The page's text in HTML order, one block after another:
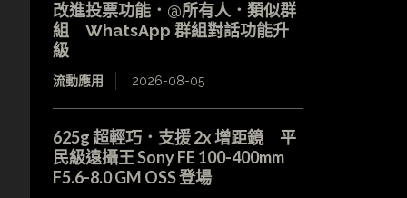
改進投票功能．@所有人．類似群
組 WhatsApp 群組對話功能升
級
流動應用 2026-08-05
625g 超輕巧．支援 2x 增距鏡 平
民級遠攝王 Sony FE 100-400mm
F5.6-8.0 GM OSS 登場